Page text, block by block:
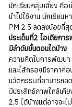
นักเรียนกลุ่มเสี่ยง คือ
นำไปใช้งาน นักเรียน
PM 2.5 ลดลงน้อยที่สุ
ประเด็นที่2 ไอเดียก
มีลำดับขั้นตอนใดบ้าง
ความคิดในการพัฒนา
และไส้กรองมีราคาค่
นวัตกรรมที่สามารถล
มีประสิทธิภาพใกล้เคี
2.5 ได้บ้างแต่อาจจะไ